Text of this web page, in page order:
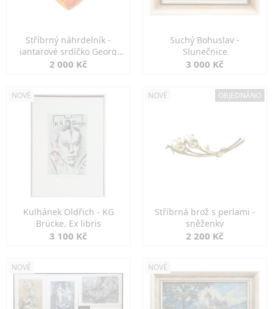
Stříbrný náhrdelník -
jantarové srdíčko Georg
Kramer
2 000 Kč
Suchý Bohuslav -
Slunečnice
3 000 Kč
NOVÉ
Kulhánek Oldřich - KG
Brücke, Ex libris
3 100 Kč
NOVÉ OBJEDNÁNO
Stříbrná brož s perlami -
sněženky
2 200 Kč
NOVÉ NOVÉ